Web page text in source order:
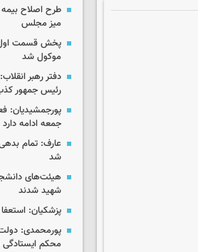
طرح اصلاح بیمه
میز مجلس
پخش قسمت اول
موکول شد
دفتر رهبر
رئیس جمهور
پورجمشیدیان:
جمعه ادامه دارد
عارف: تمام
شد
هیئت‌های
شهید شدند
پزشکیان:
پورمحمدی:
محکم ایستادگی